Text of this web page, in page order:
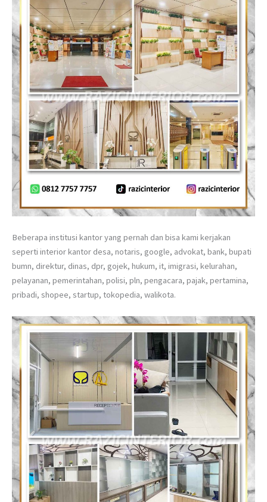
Beberapa institusi kantor yang pernah dan bisa kami kerjakan
seperti interior kantor desa, notaris, google, advokat, bank, bupati
bumn, direktur, dinas, dpr, gojek, hukum, it, imigrasi, kelurahan,
pelayanan, pemerintahan, polisi, pln, pengacara, pajak, pertamina,
pribadi, shopee, startup, tokopedia, walikota.